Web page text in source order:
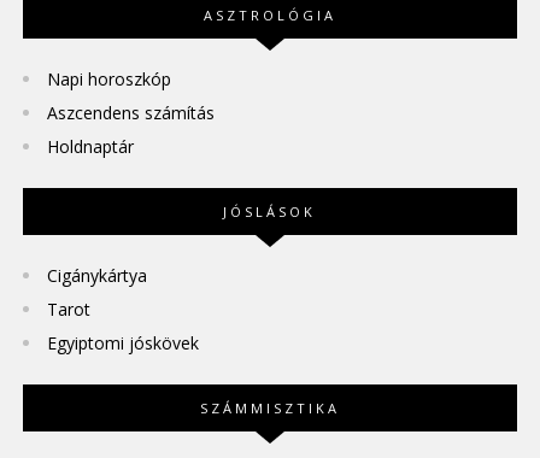
ASZTROLÓGIA
Napi horoszkóp
Aszcendens számítás
Holdnaptár
JÓSLÁSOK
Cigánykártya
Tarot
Egyiptomi jóskövek
SZÁMMISZTIKA